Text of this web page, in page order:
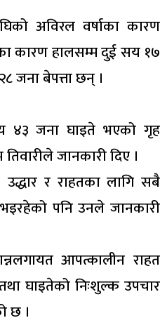
अविरल वर्षाका कारण
कारण हालसम्म दुई सय १७
जना बेपत्ता छन् ।
४३ जना घाइते भएको गृह
तिवारीले जानकारी दिए ।
उद्धार र राहतका लागि सबै
पनि उनले जानकारी
आपत्कालीन राहत
घाइतेको निःशुल्क उपचार
छ ।